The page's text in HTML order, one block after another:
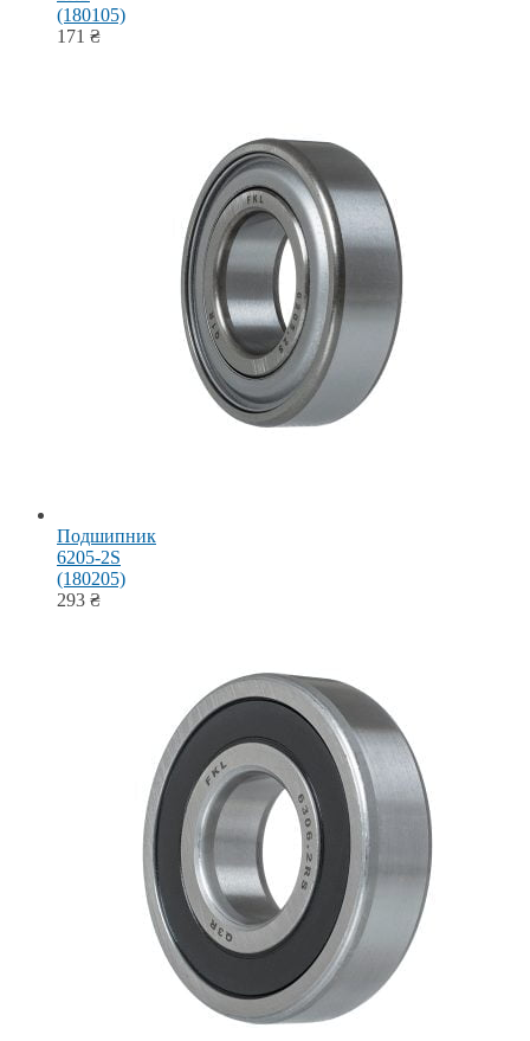
(180105)
171 ₴
Подшипник
6205-2S
(180205)
293 ₴